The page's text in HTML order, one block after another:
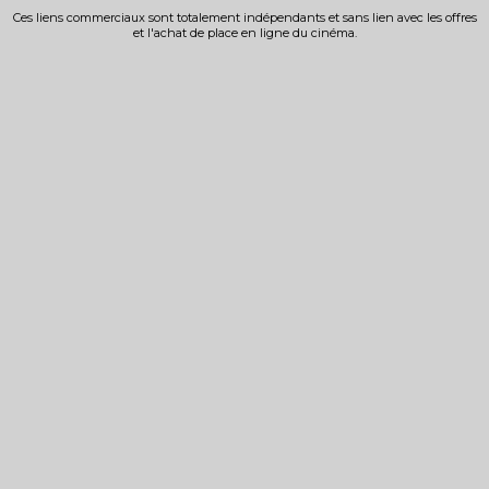
Ces liens commerciaux sont totalement indépendants et sans lien avec les offres
et l'achat de place en ligne du cinéma.